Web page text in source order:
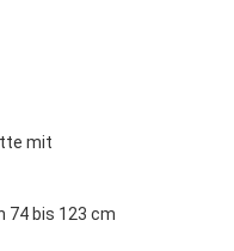
mit
74 bis 123 cm